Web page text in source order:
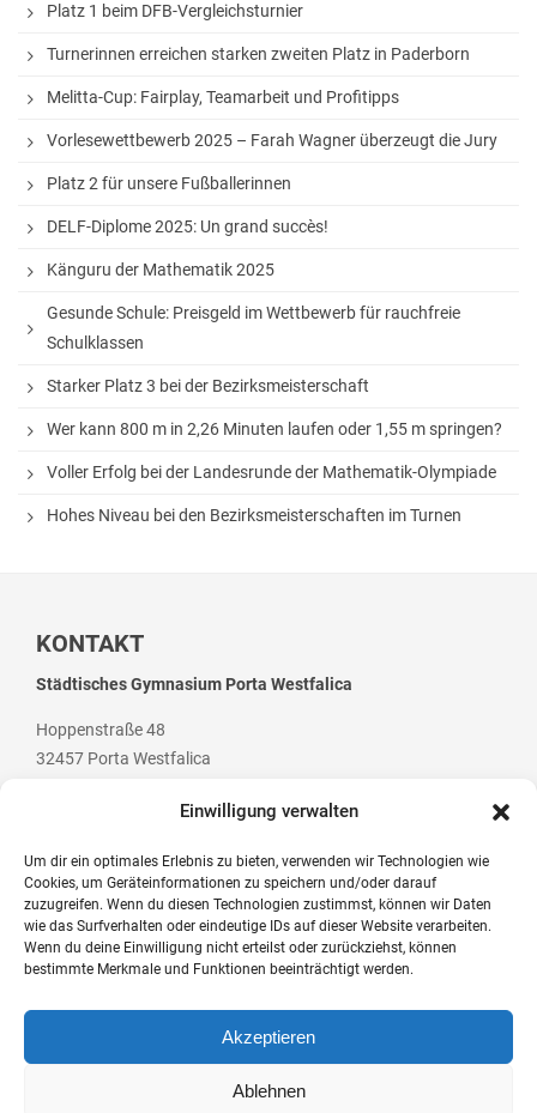
Einwilligung verwalten
Um dir ein optimales Erlebnis zu bieten, verwenden wir Technologien wie
Cookies, um Geräteinformationen zu speichern und/oder darauf
zuzugreifen. Wenn du diesen Technologien zustimmst, können wir Daten
wie das Surfverhalten oder eindeutige IDs auf dieser Website verarbeiten.
Wenn du deine Einwilligung nicht erteilst oder zurückziehst, können
bestimmte Merkmale und Funktionen beeinträchtigt werden.
Akzeptieren
Ablehnen
Platz 1 beim DFB-Vergleichsturnier
Turnerinnen erreichen starken zweiten Platz in Paderborn
Melitta-Cup: Fairplay, Teamarbeit und Profitipps
Vorlesewettbewerb 2025 – Farah Wagner überzeugt die Jury
Platz 2 für unsere Fußballerinnen
DELF-Diplome 2025: Un grand succès!
Känguru der Mathematik 2025
Gesunde Schule: Preisgeld im Wettbewerb für rauchfreie
Schulklassen
Starker Platz 3 bei der Bezirksmeisterschaft
Wer kann 800 m in 2,26 Minuten laufen oder 1,55 m springen?
Voller Erfolg bei der Landesrunde der Mathematik-Olympiade
Hohes Niveau bei den Bezirksmeisterschaften im Turnen
KONTAKT
Städtisches Gymnasium Porta Westfalica
Hoppenstraße 48
32457 Porta Westfalica
Telefon: +49 (0) 5 71 / 79 84 70
Telefax: +49 (0) 5 71 / 7 07 94
E-Mail: post@gym-pw.de
© 2026 Städtisches Gymnasium Porta Westfalica
Datenschutzerklärung